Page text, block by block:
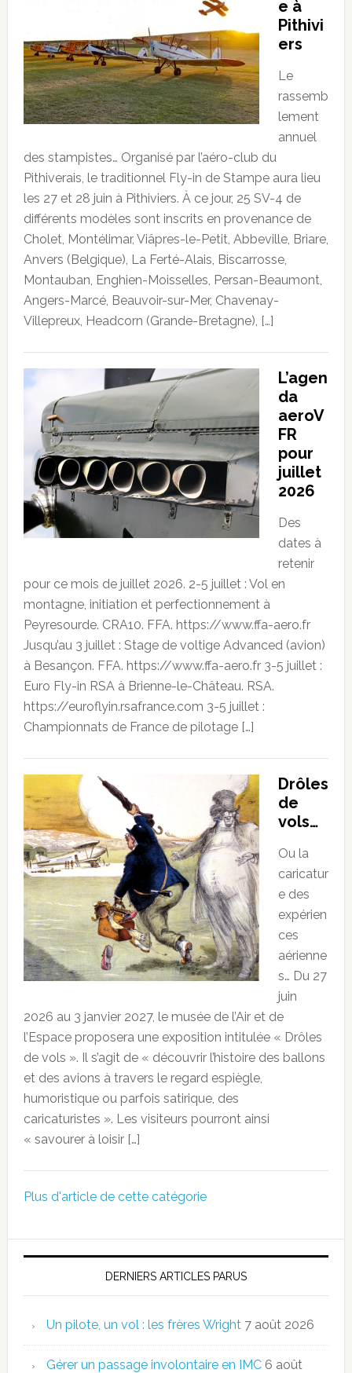
e à
Pithivi
ers
Le
rassemb
lement
annuel
des stampistes… Organisé par l’aéro-club du
Pithiverais, le traditionnel Fly-in de Stampe aura lieu
les 27 et 28 juin à Pithiviers. À ce jour, 25 SV-4 de
différents modèles sont inscrits en provenance de
Cholet, Montélimar, Viâpres-le-Petit, Abbeville, Briare,
Anvers (Belgique), La Ferté-Alais, Biscarrosse,
Montauban, Enghien-Moisselles, Persan-Beaumont,
Angers-Marcé, Beauvoir-sur-Mer, Chavenay-
Villepreux, Headcorn (Grande-Bretagne), […]
L’agen
da
aeroV
FR
pour
juillet
2026
Des
dates à
retenir
pour ce mois de juillet 2026. 2-5 juillet : Vol en
montagne, initiation et perfectionnement à
Peyresourde. CRA10. FFA. https://www.ffa-aero.fr
Jusqu’au 3 juillet : Stage de voltige Advanced (avion)
à Besançon. FFA. https://www.ffa-aero.fr 3-5 juillet :
Euro Fly-in RSA à Brienne-le-Château. RSA.
https://euroflyin.rsafrance.com 3-5 juillet :
Championnats de France de pilotage […]
Drôles
de
vols…
Ou la
caricatur
e des
expérien
ces
aérienne
s… Du 27
juin
2026 au 3 janvier 2027, le musée de l’Air et de
l’Espace proposera une exposition intitulée « Drôles
de vols ». Il s’agit de « découvrir l’histoire des ballons
et des avions à travers le regard espiègle,
humoristique ou parfois satirique, des
caricaturistes ». Les visiteurs pourront ainsi
« savourer à loisir […]
Plus d'article de cette catégorie
DERNIERS ARTICLES PARUS
Un pilote, un vol : les frères Wright 7 août 2026
Gérer un passage involontaire en IMC 6 août